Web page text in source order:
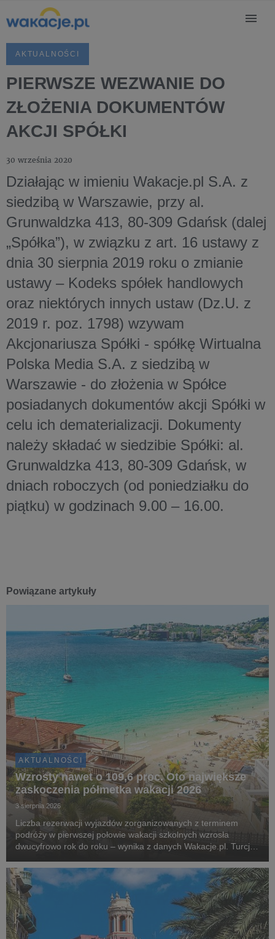
AKTUALNOŚCI
PIERWSZE WEZWANIE DO
ZŁOŻENIA DOKUMENTÓW
AKCJI SPÓŁKI
30 września 2020
Działając w imieniu Wakacje.pl S.A. z
siedzibą w Warszawie, przy al.
Grunwaldzka 413, 80-309 Gdańsk (dalej
„Spółka”), w związku z art. 16 ustawy z
dnia 30 sierpnia 2019 roku o zmianie
ustawy – Kodeks spółek handlowych
oraz niektórych innych ustaw (Dz.U. z
2019 r. poz. 1798) wzywam
Akcjonariusza Spółki - spółkę Wirtualna
Polska Media S.A. z siedzibą w
Warszawie - do złożenia w Spółce
posiadanych dokumentów akcji Spółki w
celu ich dematerializacji. Dokumenty
należy składać w siedzibie Spółki: al.
Grunwaldzka 413, 80-309 Gdańsk, w
dniach roboczych (od poniedziałku do
piątku) w godzinach 9.00 – 16.00.
Powiązane artykuły
AKTUALNOŚCI
Wzrosty nawet o 109,6 proc. Oto największe
zaskoczenia półmetka wakacji 2026
3 sierpnia 2026
Liczba rezerwacji wyjazdów zorganizowanych z terminem
podróży w pierwszej połowie wakacji szkolnych wzrosła
dwucyfrowo rok do roku – wynika z danych Wakacje.pl. Turcja,
wszystkich rezerwacji. Najciekawsza historia l...